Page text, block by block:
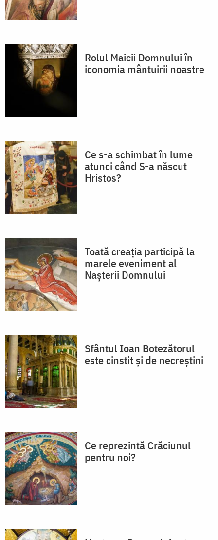
Rolul Maicii Domnului în
iconomia mântuirii noastre
Ce s-a schimbat în lume
atunci când S-a născut
Hristos?
Toată creația participă la
marele eveniment al
Nașterii Domnului
Sfântul Ioan Botezătorul
este cinstit și de necreștini
Ce reprezintă Crăciunul
pentru noi?